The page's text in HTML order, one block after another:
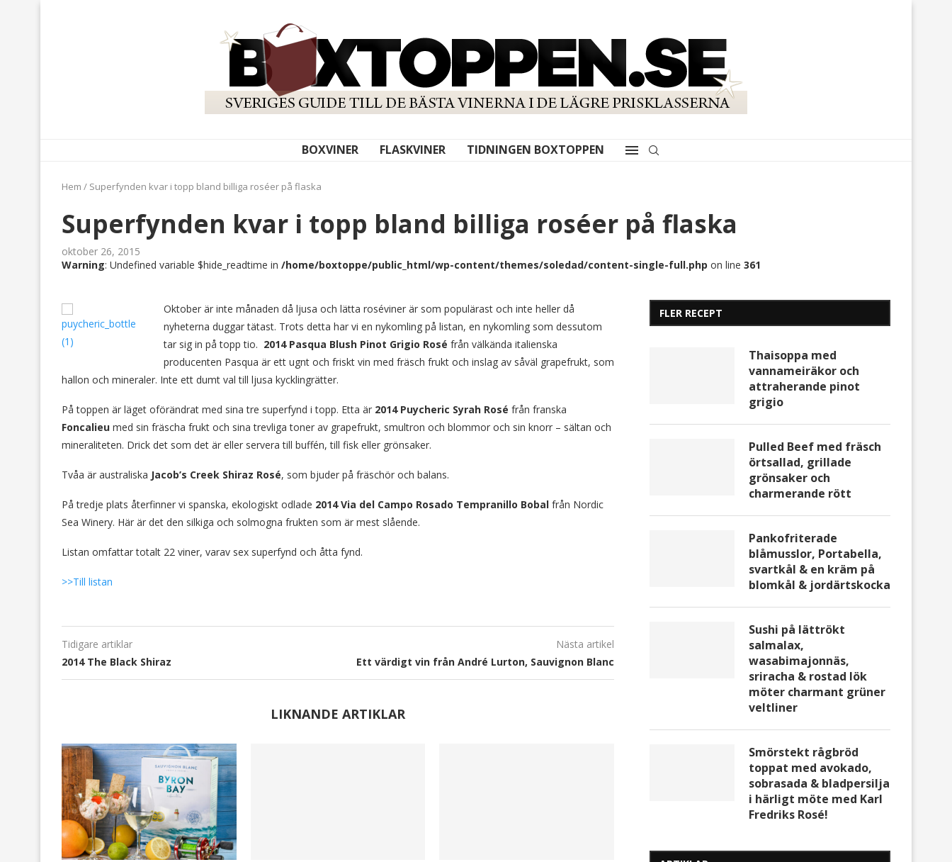
BOXVINER FLASKVINER TIDNINGEN BOXTOPPEN
Hem / Superfynden kvar i topp bland billiga roséer på flaska
Superfynden kvar i topp bland billiga roséer på flaska
oktober 26, 2015
Warning: Undefined variable $hide_readtime in /home/boxtoppe/public_html/wp-content/themes/soledad/content-single-full.php on line 361
Oktober är inte månaden då ljusa och lätta roséviner är som populärast och inte heller då
nyheterna duggar tätast. Trots detta har vi en nykomling på listan, en nykomling som dessutom
tar sig in på topp tio. 2014 Pasqua Blush Pinot Grigio Rosé från välkända italienska
producenten Pasqua är ett ugnt och friskt vin med fräsch frukt och inslag av såväl grapefrukt, som
hallon och mineraler. Inte ett dumt val till ljusa kycklingrätter.
På toppen är läget oförändrat med sina tre superfynd i topp. Etta är 2014 Puycheric Syrah Rosé från franska
Foncalieu med sin fräscha frukt och sina trevliga toner av grapefrukt, smultron och blommor och sin knorr – sältan och
mineraliteten. Drick det som det är eller servera till buffén, till fisk eller grönsaker.
Tvåa är australiska Jacob’s Creek Shiraz Rosé, som bjuder på fräschör och balans.
På tredje plats återfinner vi spanska, ekologiskt odlade 2014 Via del Campo Rosado Tempranillo Bobal från Nordic
Sea Winery. Här är det den silkiga och solmogna frukten som är mest slående.
Listan omfattar totalt 22 viner, varav sex superfynd och åtta fynd.
>>Till listan
Tidigare artiklar
2014 The Black Shiraz
Nästa artikel
Ett värdigt vin från André Lurton, Sauvignon Blanc
LIKNANDE ARTIKLAR
FLER RECEPT
Thaisoppa med
vannameiräkor och
attraherande pinot
grigio
Pulled Beef med fräsch
örtsallad, grillade
grönsaker och
charmerande rött
Pankofriterade
blåmusslor, Portabella,
svartkål & en kräm på
blomkål & jordärtskocka
Sushi på lättrökt
salmalax,
wasabimajonnäs,
sriracha & rostad lök
möter charmant grüner
veltliner
Smörstekt rågbröd
toppat med avokado,
sobrasada & bladpersilja
i härligt möte med Karl
Fredriks Rosé!